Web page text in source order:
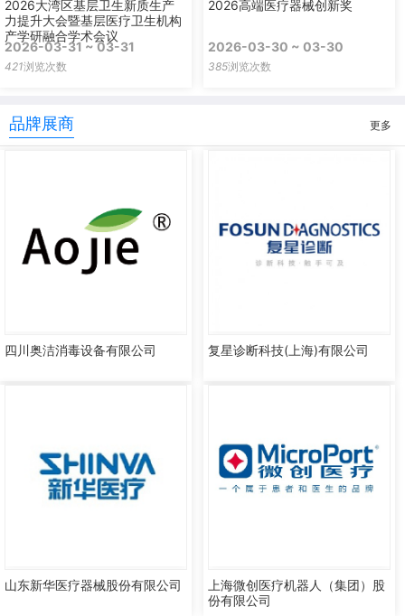
2026大湾区基层卫生新质生产
力提升大会暨基层医疗卫生机构
产学研融合学术会议
2026-03-31 ~ 03-31
421浏览次数
2026高端医疗器械创新奖
2026-03-30 ~ 03-30
385浏览次数
品牌展商 更多
四川奥洁消毒设备有限公司 复星诊断科技(上海)有限公司
山东新华医疗器械股份有限公司
上海微创医疗机器人（集团）股
份有限公司